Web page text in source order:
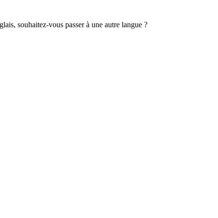
souhaitez-vous passer à une autre langue ?